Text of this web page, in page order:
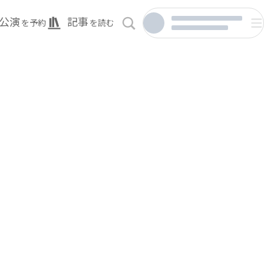
公演 を予約 記事 を読む